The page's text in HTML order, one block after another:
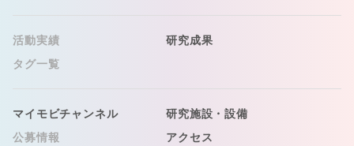
活動実績
研究成果
タグ一覧
マイモビチャンネル
研究施設・設備
公募情報
アクセス